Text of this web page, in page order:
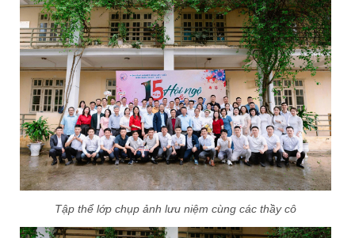
Tập thể lớp chụp ảnh lưu niệm cùng các thầy cô